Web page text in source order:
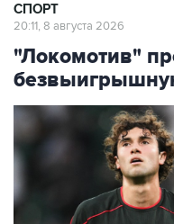
СПОРТ
20:11, 8 августа 2026
"Локомотив"